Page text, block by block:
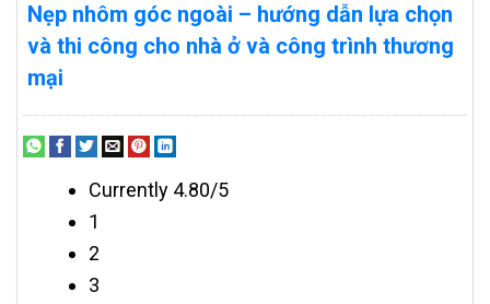
Nẹp nhôm góc ngoài – hướng dẫn lựa chọn
và thi công cho nhà ở và công trình thương
mại
Currently 4.80/5
1
2
3